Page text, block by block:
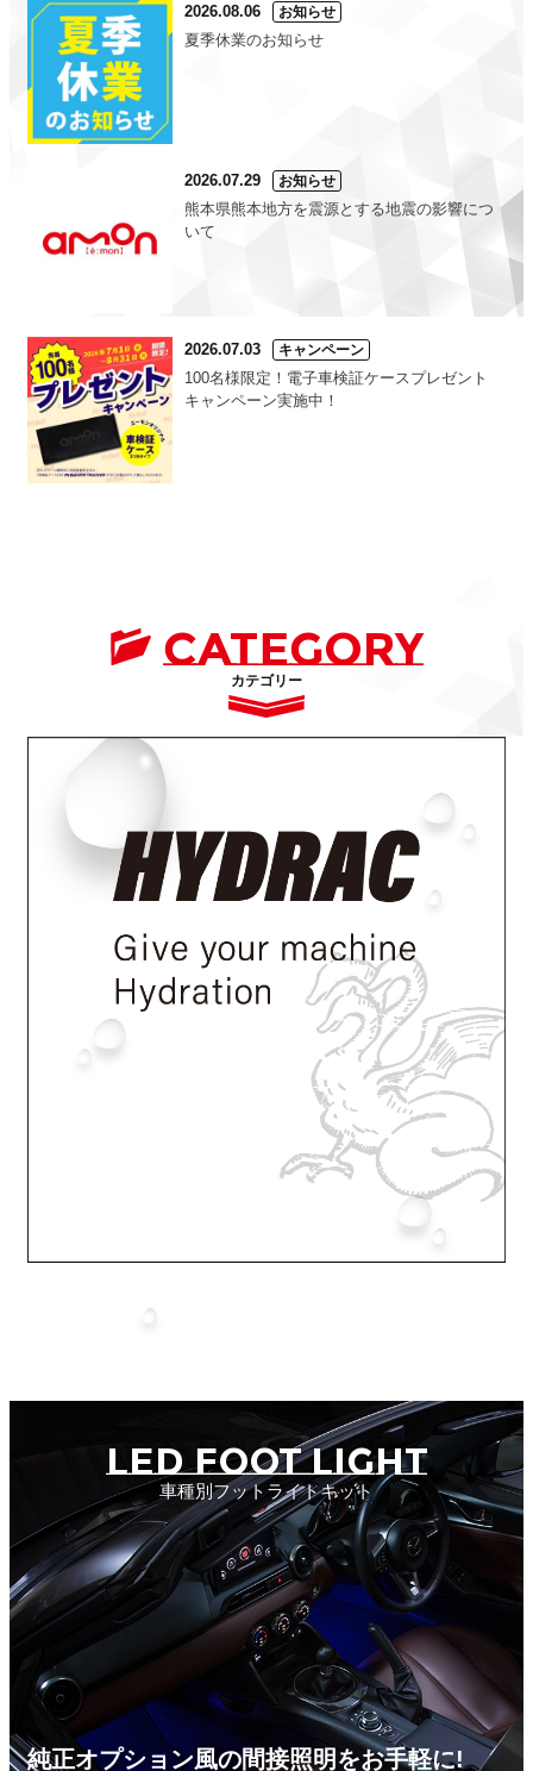
2026.08.06 お知らせ
夏季休業のお知らせ
2026.07.29 お知らせ
熊本県熊本地方を震源とする地震の影響につ
いて
2026.07.03 キャンペーン
100名様限定！電子車検証ケースプレゼント
キャンペーン実施中！
CATEGORY
カテゴリー
LED FOOT LIGHT
車種別フットライトキット
純正オプション風の間接照明をお手軽に!